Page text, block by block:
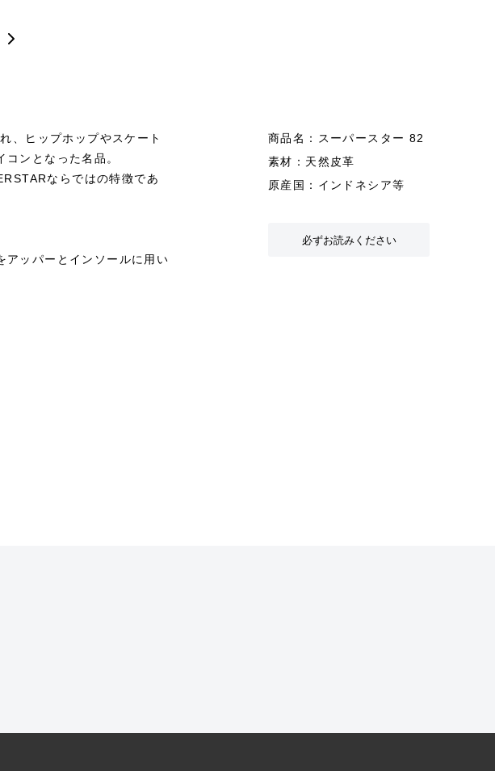
、ヒップホップやスケート
ンとなった名品。
ならではの特徴であ
アッパーとインソールに用い
商品名：スーパースター 82
素材：天然皮革
原産国：インドネシア等
必ずお読みください